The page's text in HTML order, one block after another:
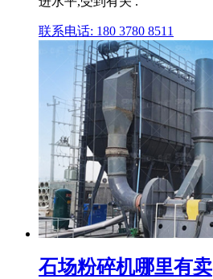
联系电话: 180 3780 8511
石场粉碎机哪里有卖